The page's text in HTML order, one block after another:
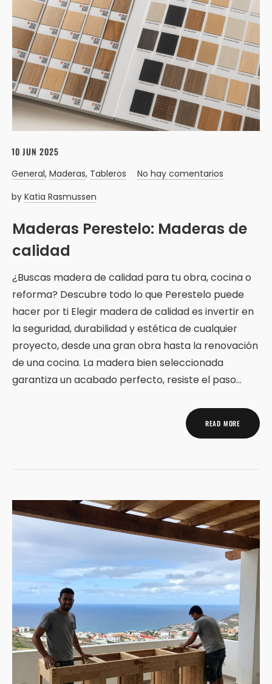
10 JUN 2025
General, Maderas, Tableros
No hay comentarios
by Katia Rasmussen
Maderas Perestelo: Maderas de
calidad
¿Buscas madera de calidad para tu obra, cocina o
reforma? Descubre todo lo que Perestelo puede
hacer por ti Elegir madera de calidad es invertir en
la seguridad, durabilidad y estética de cualquier
proyecto, desde una gran obra hasta la renovación
de una cocina. La madera bien seleccionada
garantiza un acabado perfecto, resiste el paso…
READ MORE